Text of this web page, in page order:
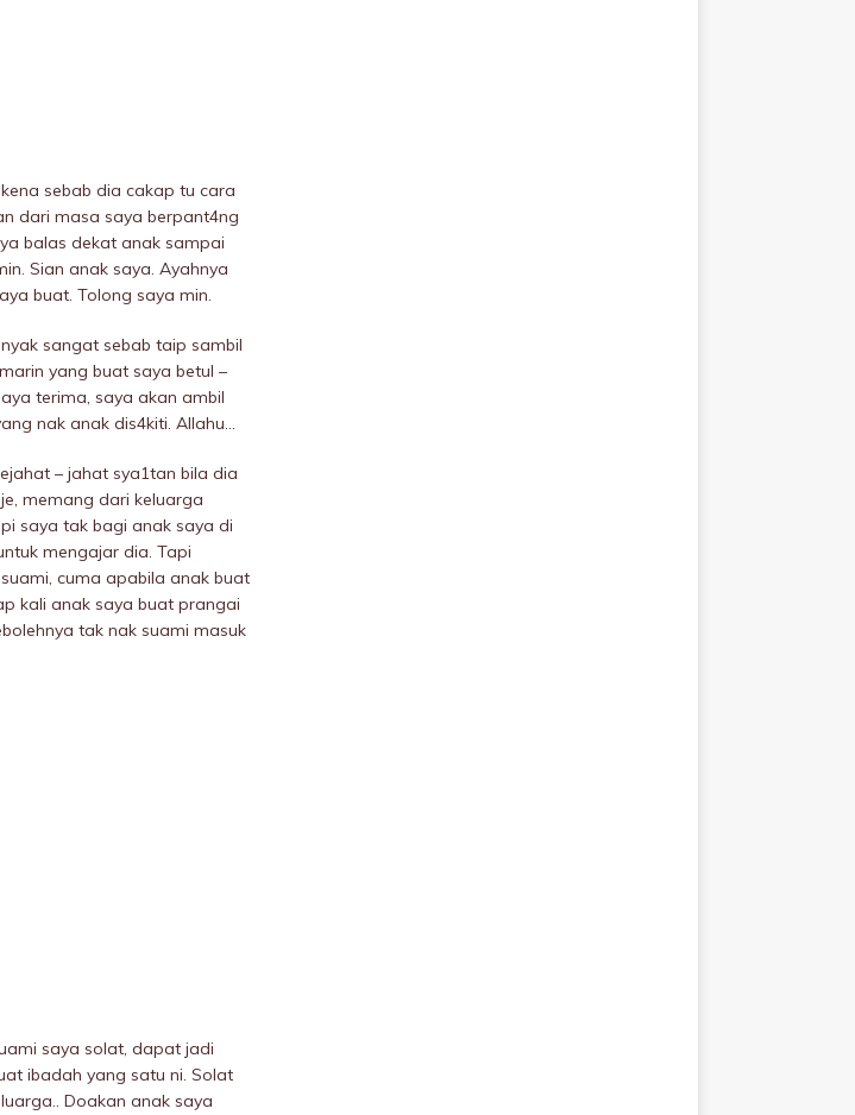
sebab dia cakap tu cara
dari masa saya berpant4ng
baIas dekat anak sampai
Sian anak saya. Ayahnya
buat. Tolong saya min.
sangat sebab taip sambil
yang buat saya betul –
terima, saya akan ambil
nak anak dis4kiti. Allahu…
– jahat sya1tan bila dia
memang dari keluarga
saya tak bagi anak saya di
mengajar dia. Tapi
cuma apabila anak buat
kali anak saya buat prangai
tak nak suami masuk
saya solat, dapat jadi
ibadah yang satu ni. Solat
Doakan anak saya